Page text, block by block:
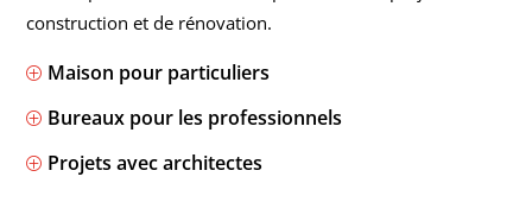
construction et de rénovation.
P Maison pour particuliers
P Bureaux pour les professionnels
P Projets avec architectes